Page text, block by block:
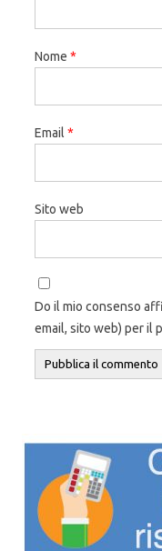
Nome *
Email *
Sito web
Do il mio consenso
email, sito web) per il